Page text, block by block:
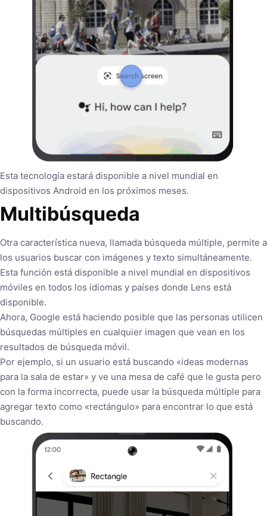
Esta tecnología estará disponible a nivel mundial en
dispositivos Android en los próximos meses.
Multibúsqueda
Otra característica nueva, llamada búsqueda múltiple, permite a
los usuarios buscar con imágenes y texto simultáneamente.
Esta función está disponible a nivel mundial en dispositivos
móviles en todos los idiomas y países donde Lens está
disponible.
Ahora, Google está haciendo posible que las personas utilicen
búsquedas múltiples en cualquier imagen que vean en los
resultados de búsqueda móvil.
Por ejemplo, si un usuario está buscando «ideas modernas
para la sala de estar» y ve una mesa de café que le gusta pero
con la forma incorrecta, puede usar la búsqueda múltiple para
agregar texto como «rectángulo» para encontrar lo que está
buscando.